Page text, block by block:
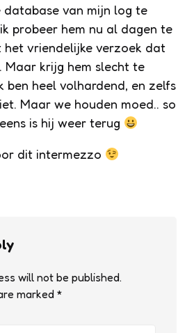
database van mijn log te
probeer hem nu al dagen te
het vriendelijke verzoek dat
Maar krijg hem slecht te
ben heel volhardend, en zelfs
Maar we houden moed.. so
is hij weer terug
dit intermezzo
will not be published.
marked *